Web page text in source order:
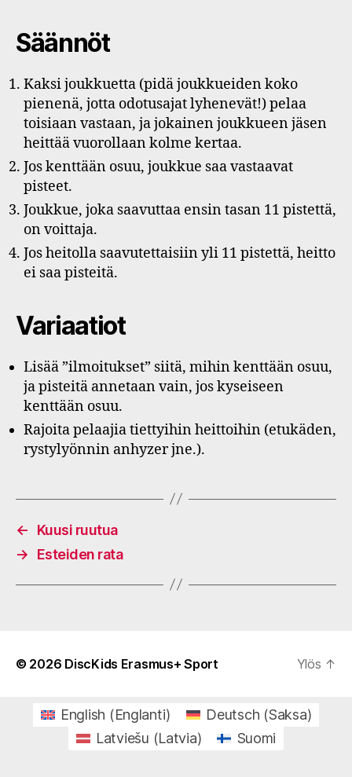
Säännöt
Kaksi joukkuetta (pidä joukkueiden koko
pienenä, jotta odotusajat lyhenevät!) pelaa
toisiaan vastaan, ja jokainen joukkueen jäsen
heittää vuorollaan kolme kertaa.
Jos kenttään osuu, joukkue saa vastaavat
pisteet.
Joukkue, joka saavuttaa ensin tasan 11 pistettä,
on voittaja.
Jos heitolla saavutettaisiin yli 11 pistettä, heitto
ei saa pisteitä.
Variaatiot
Lisää ”ilmoitukset” siitä, mihin kenttään osuu,
ja pisteitä annetaan vain, jos kyseiseen
kenttään osuu.
Rajoita pelaajia tiettyihin heittoihin (etukäden,
rystylyönnin anhyzer jne.).
←
Kuusi ruutua
→
Esteiden rata
© 2026 DiscKids Erasmus+ Sport Ylös ↑
English (Englanti) Deutsch (Saksa)
Latviešu (Latvia) Suomi